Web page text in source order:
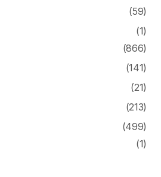
(59)
(1)
(866)
(141)
(21)
(213)
(499)
(1)